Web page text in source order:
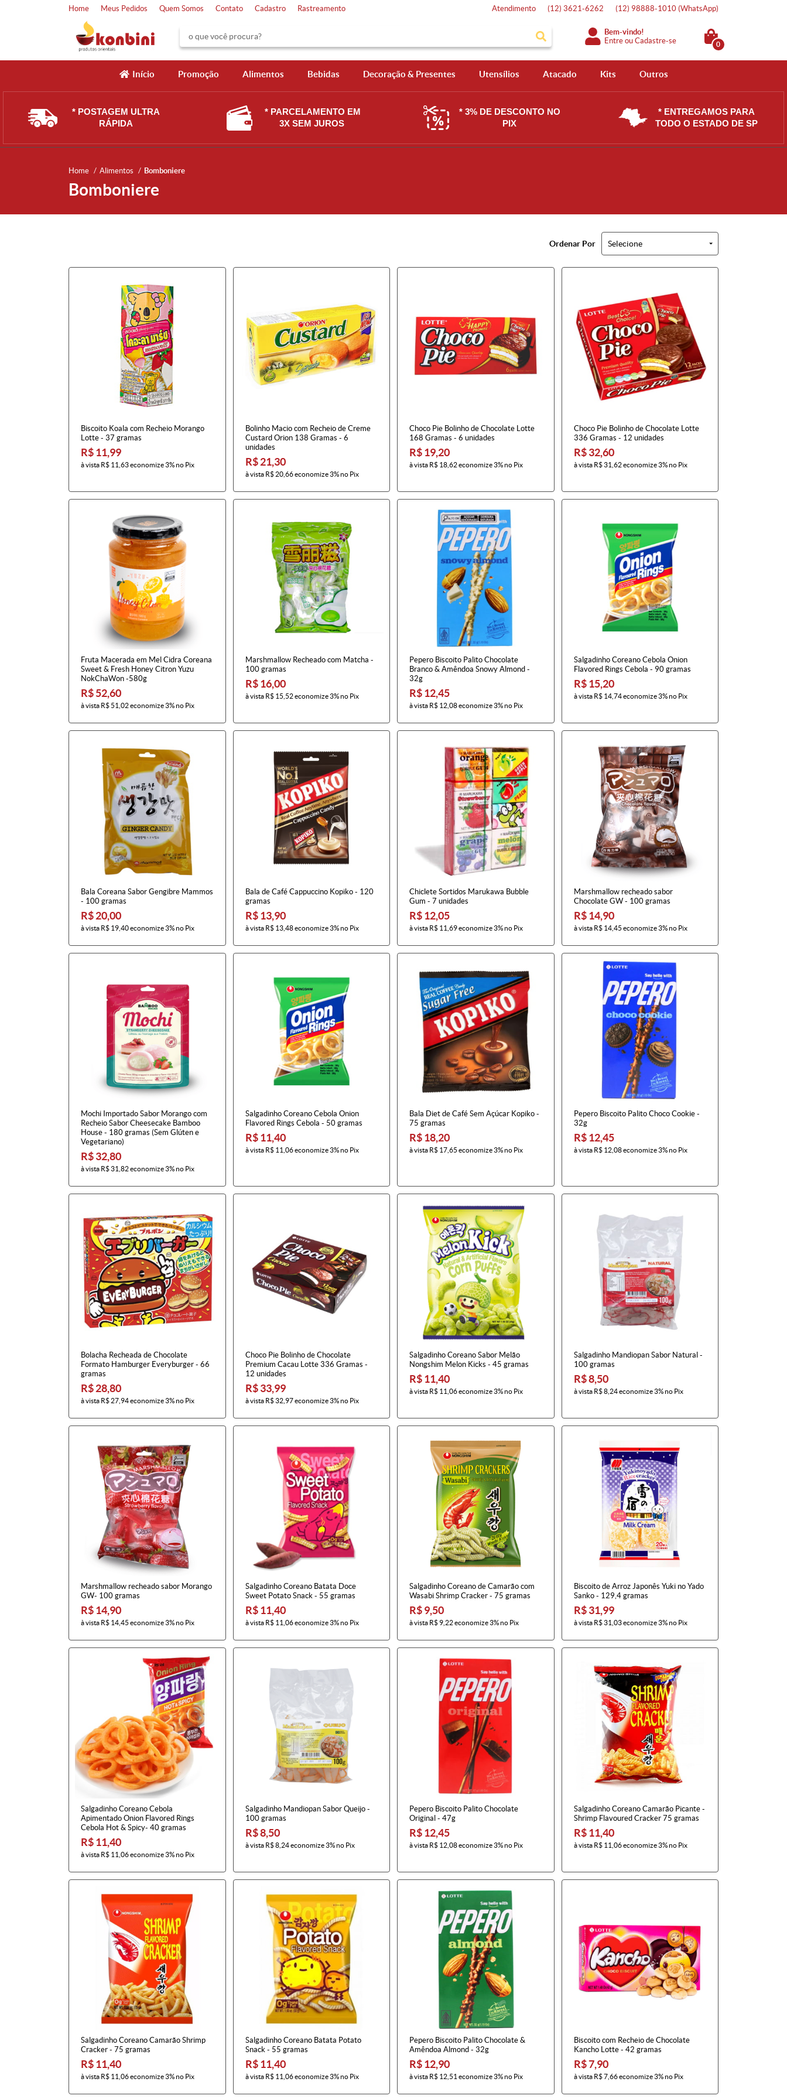
Home Meus Pedidos Quem Somos Contato Cadastro Rastreamento Atendimento (12) 3621-6262 (12) 98888-1010 (WhatsApp)
Bem-vindo!
Entre ouCadastre-se 0
Início Promoção Alimentos Bebidas Decoração & Presentes Utensílios Atacado Kits Outros
* POSTAGEM ULTRA
RÁPIDA
* PARCELAMENTO EM
3X SEM JUROS
* 3% DE DESCONTO NO
PIX
* ENTREGAMOS PARA
TODO O ESTADO DE SP
Home Alimentos Bomboniere
Bomboniere
Ordenar Por Selecione
Biscoito Koala com Recheio Morango
Lotte - 37 gramas
R$ 11,99
à vista R$ 11,63economize3%no Pix
Bolinho Macio com Recheio de Creme
Custard Orion 138 Gramas - 6
unidades
R$ 21,30
à vista R$ 20,66economize3%no Pix
Choco Pie Bolinho de Chocolate Lotte
168 Gramas - 6 unidades
R$ 19,20
à vista R$ 18,62economize3%no Pix
Choco Pie Bolinho de Chocolate Lotte
336 Gramas - 12 unidades
R$ 32,60
à vista R$ 31,62economize3%no Pix
Fruta Macerada em Mel Cidra Coreana
Sweet & Fresh Honey Citron Yuzu
NokChaWon -580g
R$ 52,60
à vista R$ 51,02economize3%no Pix
Marshmallow Recheado com Matcha -
100 gramas
R$ 16,00
à vista R$ 15,52economize3%no Pix
Pepero Biscoito Palito Chocolate
Branco & Amêndoa Snowy Almond -
32g
R$ 12,45
à vista R$ 12,08economize3%no Pix
Salgadinho Coreano Cebola Onion
Flavored Rings Cebola - 90 gramas
R$ 15,20
à vista R$ 14,74economize3%no Pix
Bala Coreana Sabor Gengibre Mammos
- 100 gramas
R$ 20,00
à vista R$ 19,40economize3%no Pix
Bala de Café Cappuccino Kopiko - 120
gramas
R$ 13,90
à vista R$ 13,48economize3%no Pix
Chiclete Sortidos Marukawa Bubble
Gum - 7 unidades
R$ 12,05
à vista R$ 11,69economize3%no Pix
Marshmallow recheado sabor
Chocolate GW - 100 gramas
R$ 14,90
à vista R$ 14,45 economize3%no Pix
Mochi Importado Sabor Morango com
Recheio Sabor Cheesecake Bamboo
House - 180 gramas (Sem Glúten e
Vegetariano)
R$ 32,80
à vista R$ 31,82economize3%no Pix
Salgadinho Coreano Cebola Onion
Flavored Rings Cebola - 50 gramas
R$ 11,40
à vista R$ 11,06economize3%no Pix
Bala Diet de Café Sem Açúcar Kopiko -
75 gramas
R$ 18,20
à vista R$ 17,65 economize3%no Pix
Pepero Biscoito Palito Choco Cookie -
32g
R$ 12,45
à vista R$ 12,08economize3%no Pix
Bolacha Recheada de Chocolate
Formato Hamburger Everyburger - 66
gramas
R$ 28,80
à vista R$ 27,94economize3%no Pix
Choco Pie Bolinho de Chocolate
Premium Cacau Lotte 336 Gramas -
12 unidades
R$ 33,99
à vista R$ 32,97economize3%no Pix
Salgadinho Coreano Sabor Melão
Nongshim Melon Kicks - 45 gramas
R$ 11,40
à vista R$ 11,06economize3%no Pix
Salgadinho Mandiopan Sabor Natural -
100 gramas
R$ 8,50
à vista R$ 8,24economize3%no Pix
Marshmallow recheado sabor Morango
GW- 100 gramas
R$ 14,90
à vista R$ 14,45 economize3%no Pix
Salgadinho Coreano Batata Doce
Sweet Potato Snack - 55 gramas
R$ 11,40
à vista R$ 11,06economize3%no Pix
Salgadinho Coreano de Camarão com
Wasabi Shrimp Cracker - 75 gramas
R$ 9,50
à vista R$ 9,22economize3%no Pix
Biscoito de Arroz Japonês Yuki no Yado
Sanko - 129,4 gramas
R$ 31,99
à vista R$ 31,03economize3%no Pix
Salgadinho Coreano Cebola
Apimentado Onion Flavored Rings
Cebola Hot & Spicy- 40 gramas
R$ 11,40
à vista R$ 11,06economize3%no Pix
Salgadinho Mandiopan Sabor Queijo -
100 gramas
R$ 8,50
à vista R$ 8,24economize3%no Pix
Pepero Biscoito Palito Chocolate
Original - 47g
R$ 12,45
à vista R$ 12,08economize3%no Pix
Salgadinho Coreano Camarão Picante -
Shrimp Flavoured Cracker 75 gramas
R$ 11,40
à vista R$ 11,06economize3%no Pix
Salgadinho Coreano Camarão Shrimp
Cracker - 75 gramas
R$ 11,40
à vista R$ 11,06economize3%no Pix
Salgadinho Coreano Batata Potato
Snack - 55 gramas
R$ 11,40
à vista R$ 11,06economize3%no Pix
Pepero Biscoito Palito Chocolate &
Amêndoa Almond - 32g
R$ 12,90
à vista R$ 12,51 economize3%no Pix
Biscoito com Recheio de Chocolate
Kancho Lotte - 42 gramas
R$ 7,90
à vista R$ 7,66economize3%no Pix